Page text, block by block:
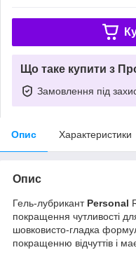
Що таке купити з
Замовлення під
Опис Характеристики
Опис
Гель-лубрикант Personal
покращення чутливості
шовковисто-гладка
покращенню відчуттів і